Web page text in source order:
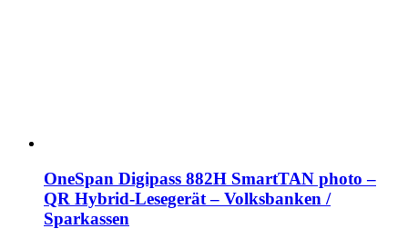
OneSpan Digipass 882H SmartTAN photo –
QR Hybrid-Lesegerät – Volksbanken /
Sparkassen